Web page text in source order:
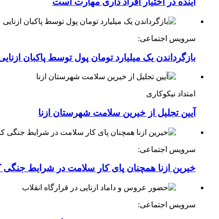
سرویس اجتماعی:
بازگرداندن یک میلیارد تومان پول توسط پاکبان
امتداد نیکوکاری
آیین تجلیل از خیرین سلامت شهرستان ازنا
سرویس اجتماعی:
خیرین ازنا همچنان پای کار سلامت در شرایط
سرویس اجتماعی: